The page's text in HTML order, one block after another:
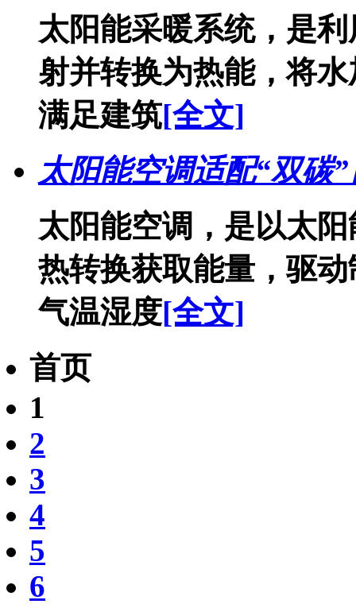
太阳能采暖系统，是
射并转换为热能，将
满足建筑[全文]
太阳能空调适配“双碳
太阳能空调，是以太
热转换获取能量，驱
气温湿度[全文]
首页
1
2
3
4
5
6